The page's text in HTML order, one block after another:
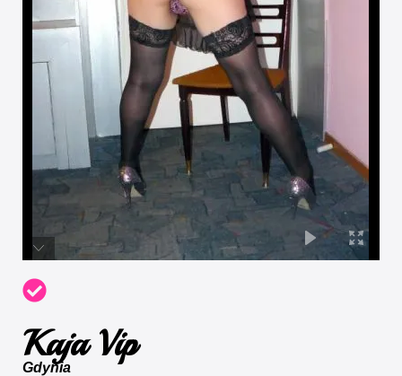
Kaja Vip
Gdynia